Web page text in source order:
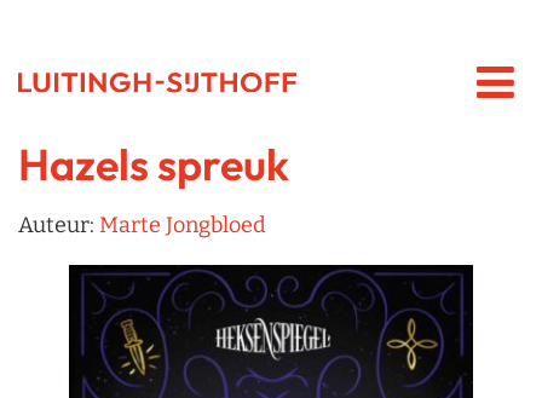
Hazels spreuk
Auteur: Marte Jongbloed